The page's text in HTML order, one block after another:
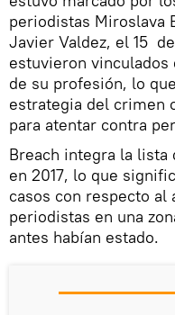
periodistas Miroslava
Javier Valdez, el 15
estuvieron
de su profesión, lo
estrategia del crimen
para atentar contra
Breach integra la lista
en 2017, lo que
casos con respecto al
periodistas en una
antes habían estado.